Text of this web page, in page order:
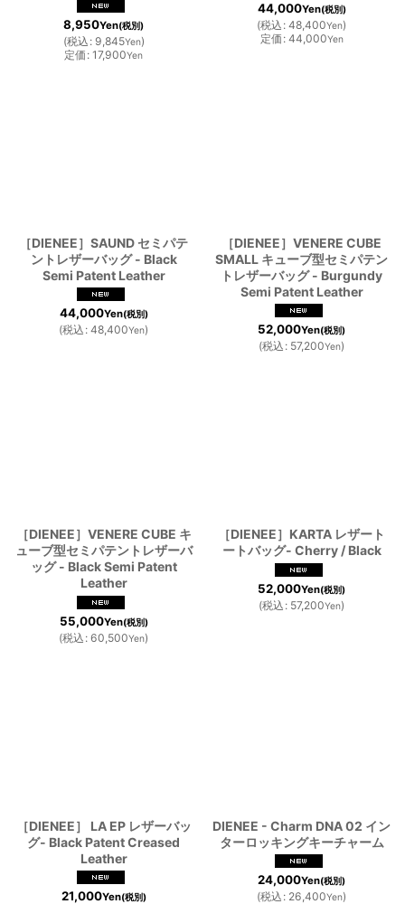
8,950Yen(税別)
(税込 : 9,845Yen)
定価 : 17,900Yen
44,000Yen(税別)
(税込 : 48,400Yen)
定価 : 44,000Yen
［DIENEE］SAUND セミパテ
ントレザーバッグ - Black
Semi Patent Leather
44,000Yen(税別)
(税込 : 48,400Yen)
［DIENEE］VENERE CUBE
SMALL キューブ型セミパテン
トレザーバッグ - Burgundy
Semi Patent Leather
52,000Yen(税別)
(税込 : 57,200Yen)
［DIENEE］VENERE CUBE キ
ューブ型セミパテントレザーバ
ッグ - Black Semi Patent
Leather
55,000Yen(税別)
(税込 : 60,500Yen)
［DIENEE］KARTA レザート
ートバッグ- Cherry / Black
52,000Yen(税別)
(税込 : 57,200Yen)
［DIENEE］ LA EP レザーバッ
グ- Black Patent Creased
Leather
21,000Yen(税別)
DIENEE - Charm DNA 02 イン
ターロッキングキーチャーム
24,000Yen(税別)
(税込 : 26,400Yen)